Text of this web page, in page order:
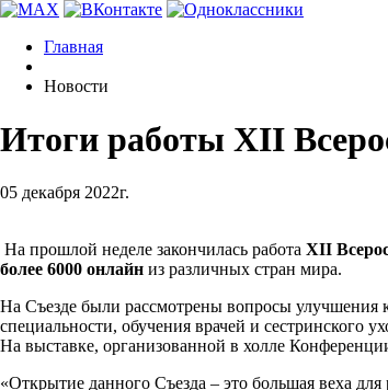
Главная
Новости
Итоги работы ХII
05 декабря 2022г.
На прошлой неделе закончилась работа ХII
более 6000 онлайн из различных стран мира.
На Съезде были рассмотрены вопросы улучшения
специальности, обучения врачей и
На выставке, организованной в холле
«Открытие данного Съезда – это большая веха